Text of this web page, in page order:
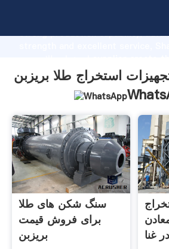
strong production capability,
values to all of customers.
سنگ شکن های طلا
برای فروش قیمت
بریزبن
غنا